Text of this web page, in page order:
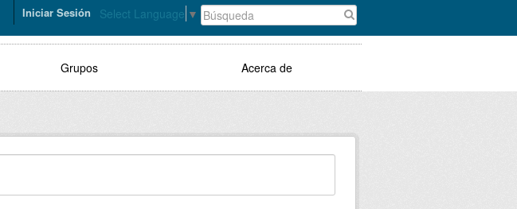
Select Language ▼
Iniciar Sesión
Grupos Acerca de